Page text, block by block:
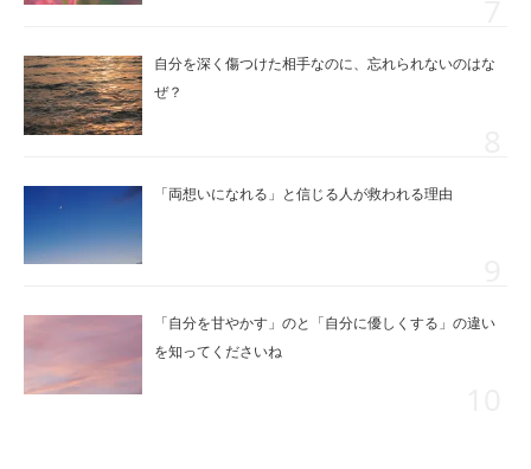
自分を深く傷つけた相手なのに、忘れられないのはな
ぜ？
「両想いになれる」と信じる人が救われる理由
「自分を甘やかす」のと「自分に優しくする」の違い
を知ってくださいね